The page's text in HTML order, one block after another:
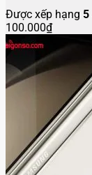
Được xếp hạng 5
100.000₫